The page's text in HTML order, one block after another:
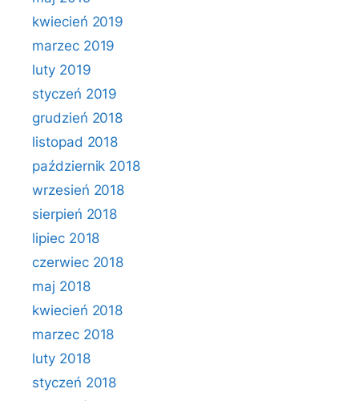
kwiecień 2019
marzec 2019
luty 2019
styczeń 2019
grudzień 2018
listopad 2018
październik 2018
wrzesień 2018
sierpień 2018
lipiec 2018
czerwiec 2018
maj 2018
kwiecień 2018
marzec 2018
luty 2018
styczeń 2018